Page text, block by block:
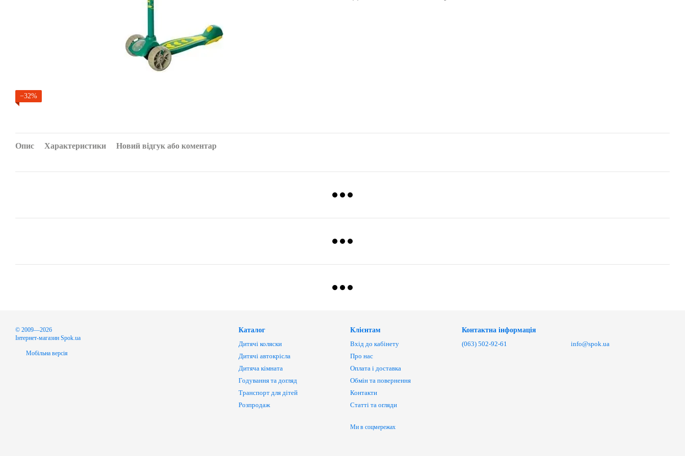
−32%
Опис Характеристики Новий відгук або коментар
© 2009—2026
Інтернет-магазин Spok.ua
Мобільна версія
Каталог
Дитячі коляски
Дитячі автокрісла
Дитяча кімната
Годування та догляд
Транспорт для дітей
Розпродаж
Клієнтам
Вхід до кабінету
Про нас
Оплата і доставка
Обмін та повернення
Контакти
Статті та огляди
Ми в соцмережах
Контактна інформація
(063) 502-92-61
info@spok.ua